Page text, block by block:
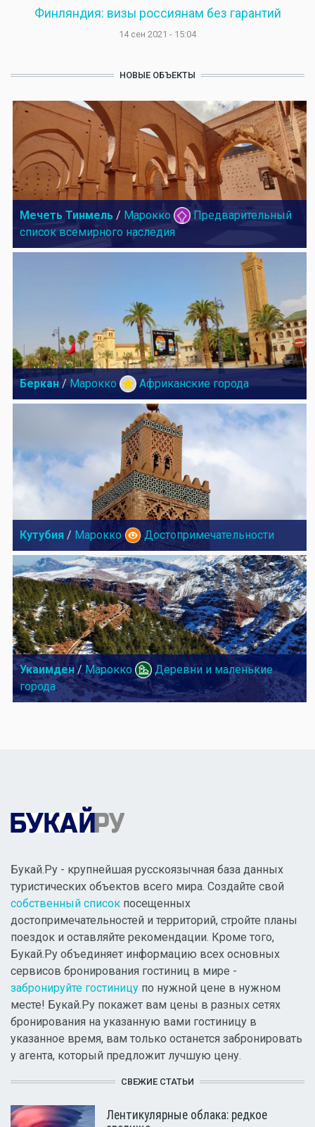
Финляндия: визы россиянам без гарантий
14 сен 2021 - 15:04
НОВЫЕ ОБЪЕКТЫ
Мечеть Тинмель / Марокко
Предварительный
список всемирного наследия
Беркан / Марокко Африканские города
Кутубия / Марокко Достопримечательности
Укаимден/ Марокко
Деревни и маленькие
города
Букай.Ру - крупнейшая русскоязычная база данных
туристических объектов всего мира. Создайте свой
собственный список посещенных
достопримечательностей и территорий, стройте планы
поездок и оставляйте рекомендации. Кроме того,
Букай.Ру объединяет информацию всех основных
сервисов бронирования гостиниц в мире -
забронируйте гостиницу по нужной цене в нужном
месте! Букай.Ру покажет вам цены в разных сетях
бронирования на указанную вами гостиницу в
указанное время, вам только останется забронировать
у агента, который предложит лучшую цену.
СВЕЖИЕ СТАТЬИ
Лентикулярные облака: редкое